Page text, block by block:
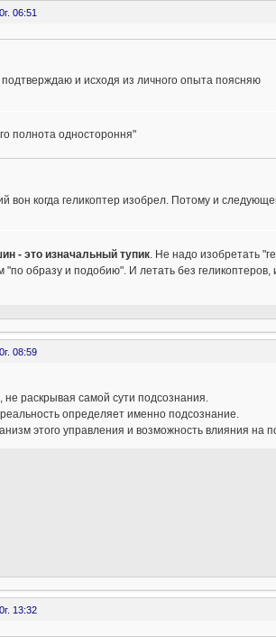
06:51
и исходя из личного опыта поясняю
полнота одностороння"
вон когда геликоптер изобрел. Потому и
- это изначальный тупик. Не надо изобретать
"по образу и подобию". И летать без
08:59
раскрывая самой сути подсознания.
определяет именно подсознание.
этого управления и возможность влияния на
13:32